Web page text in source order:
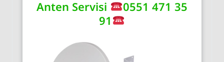
Anten Servisi
0551 471 35
91